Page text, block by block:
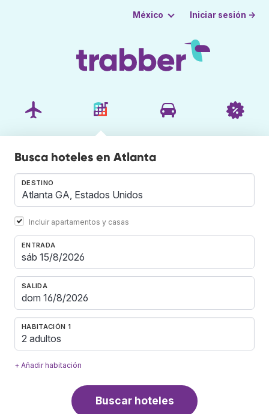
México Iniciar sesión →
Busca hoteles en Atlanta
DESTINO
Incluir apartamentos y casas
ENTRADA
SALIDA
HABITACIÓN 1
2 adultos
+ Añadir habitación
Buscar hoteles